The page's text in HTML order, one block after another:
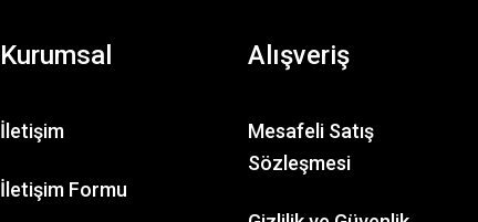
K&S 321 Tube Bender Kit
Kurumsal
İletişim
İletişim Formu
Alışveriş
Mesafeli Satış
Sözleşmesi